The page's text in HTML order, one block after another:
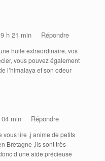
h 21 min Répondre
huile extraordinaire, vos
vous pouvez également
l’himalaya et son odeur
min
Répondre
vous lire ,j anime de petits
Bretagne ,ils sont très
d une aide précieuse